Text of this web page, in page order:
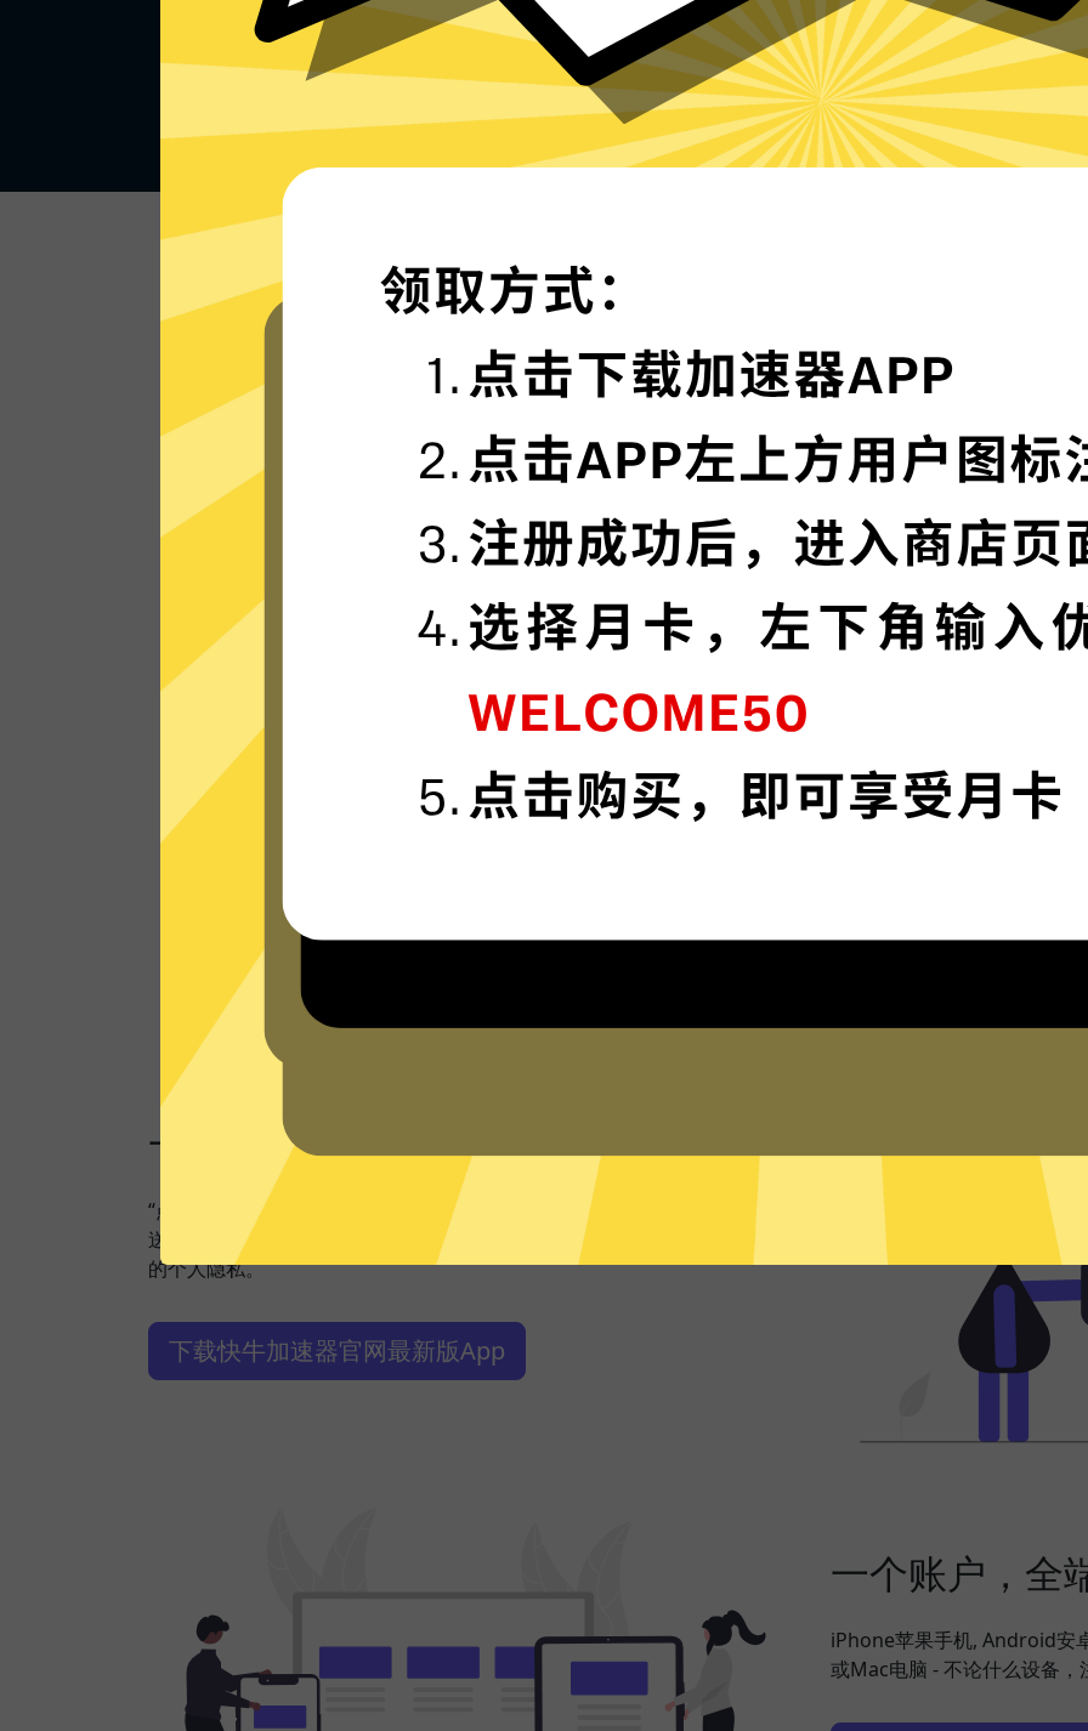
闪电般的连接速度
快牛加速器的服务器使用更新一代的”闪连“连
接技术，只为速度而生，可轻松支持4K流媒
看看其他人对快牛加速器的评价
卓越的加密技术
快牛加速器采用最前沿的数据加密技术，使
您全面掌控您的网络隐私与安全。
下载快牛加速器App
一键连接，无需任何繁琐配置
“点击加速”，一键轻松连接。不论您是观看视频、社交网络、海淘购物、发
送私密信息等，快牛加速器都能轻松帮你搞定，并在此基础上更好地保护您
的个人隐私。
下载快牛加速器官网最新版App
一个账户，全
iPhone苹果手机, Android安
或Mac电脑 - 不论什么设备